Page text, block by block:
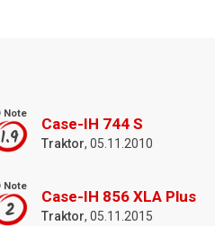
Note
1.9
Case-IH 744 S
Traktor, 05.11.2010
Note
2
Case-IH 856 XLA Plus
Traktor, 05.11.2015